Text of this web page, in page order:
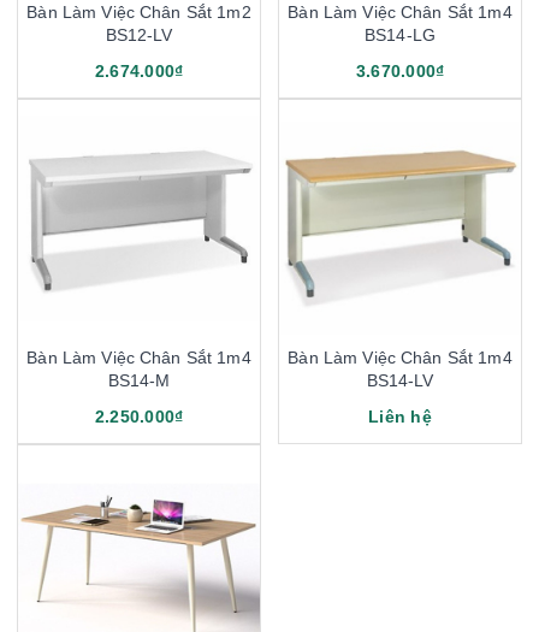
Bàn Làm Việc Chân Sắt 1m2
BS12-LV
2.674.000₫
Bàn Làm Việc Chân Sắt 1m4
BS14-LG
3.670.000₫
Bàn Làm Việc Chân Sắt 1m4
BS14-M
2.250.000₫
Bàn Làm Việc Chân Sắt 1m4
BS14-LV
Liên hệ